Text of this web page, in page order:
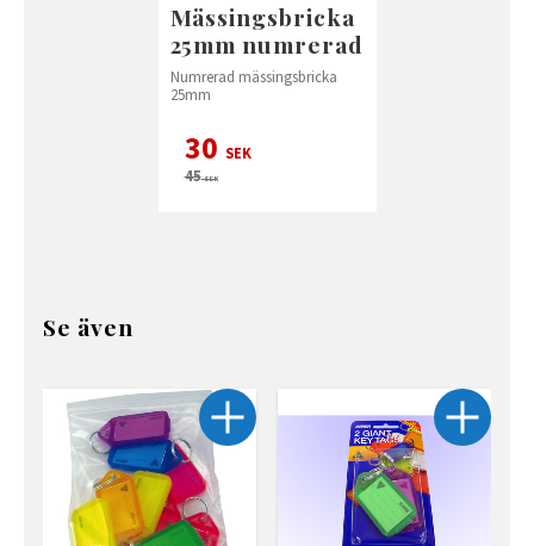
Mässingsbricka
25mm numrerad
Numrerad mässingsbricka
25mm
30 SEK
45SEK
Se även